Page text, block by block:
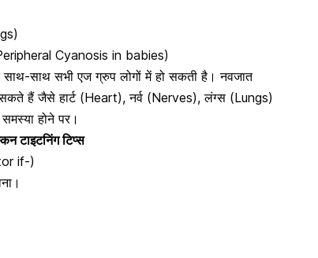
Cyanosis in babies)
साथ सभी एज ग्रुप लोगों में हो सकती है। नवजात
हैं जैसे हार्ट (Heart), नर्व (Nerves), लंग्स (Lungs)
होने पर।
टाइटनिंग टिप्स
if-)